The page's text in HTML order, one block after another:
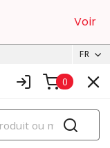
Voir
FR
0